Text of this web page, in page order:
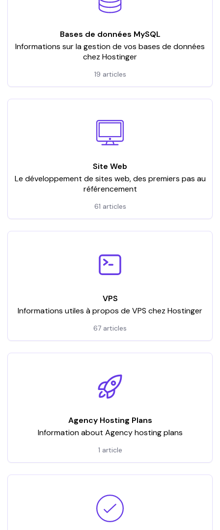
Bases de données MySQL
Informations sur la gestion de vos bases de données
chez Hostinger
19 articles
Site Web
Le développement de sites web, des premiers pas au
référencement
61 articles
VPS
Informations utiles à propos de VPS chez Hostinger
67 articles
Agency Hosting Plans
Information about Agency hosting plans
1 article